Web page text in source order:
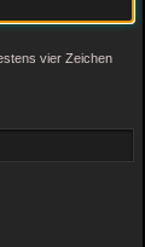
vier Zeichen